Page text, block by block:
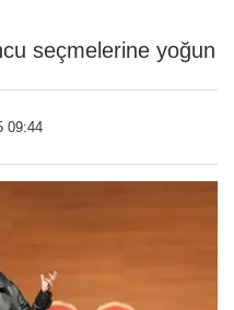
seçmelerine yoğun
09:44